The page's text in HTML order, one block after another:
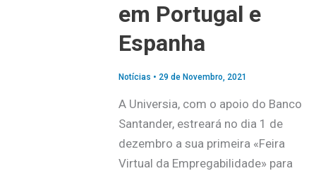
em Portugal e
Espanha
Notícias • 29 de Novembro, 2021
A Universia, com o apoio do Banco
Santander, estreará no dia 1 de
dezembro a sua primeira «Feira
Virtual da Empregabilidade» para